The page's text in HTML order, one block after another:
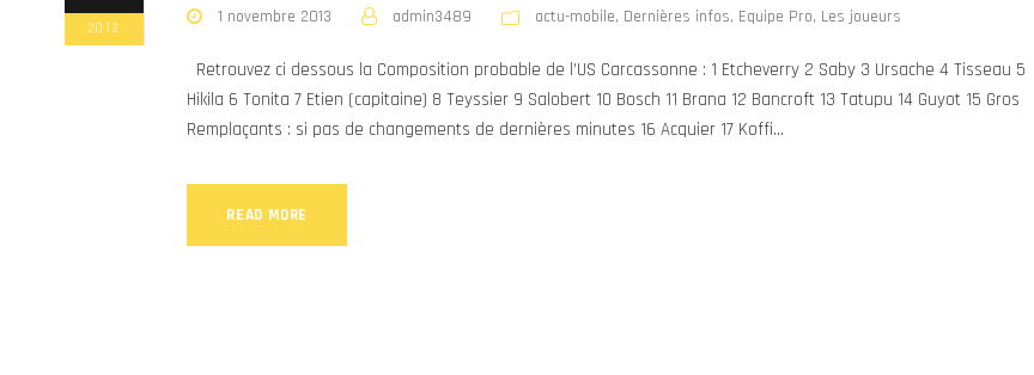
2013
1 novembre 2013 admin3489 actu-mobile, Dernières infos, Equipe Pro, Les joueurs
Retrouvez ci dessous la Composition probable de l’US Carcassonne : 1 Etcheverry 2 Saby 3 Ursache 4 Tisseau 5
Hikila 6 Tonita 7 Etien (capitaine) 8 Teyssier 9 Salobert 10 Bosch 11 Brana 12 Bancroft 13 Tatupu 14 Guyot 15 Gros
Remplaçants : si pas de changements de dernières minutes 16 Acquier 17 Koffi...
READ MORE